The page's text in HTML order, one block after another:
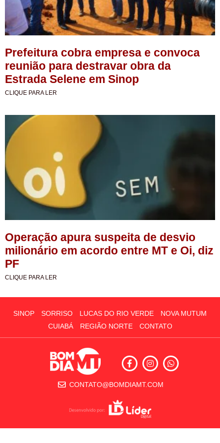
Prefeitura cobra empresa e convoca
reunião para destravar obra da
Estrada Selene em Sinop
CLIQUE PARA LER
Operação apura suspeita de desvio
milionário em acordo entre MT e Oi, diz
PF
CLIQUE PARA LER
SINOP SORRISO LUCAS DO RIO VERDE
NOVA MUTUM
CUIABÁ
REGIÃO NORTE CONTATO
CONTATO@BOMDIAMT.COM